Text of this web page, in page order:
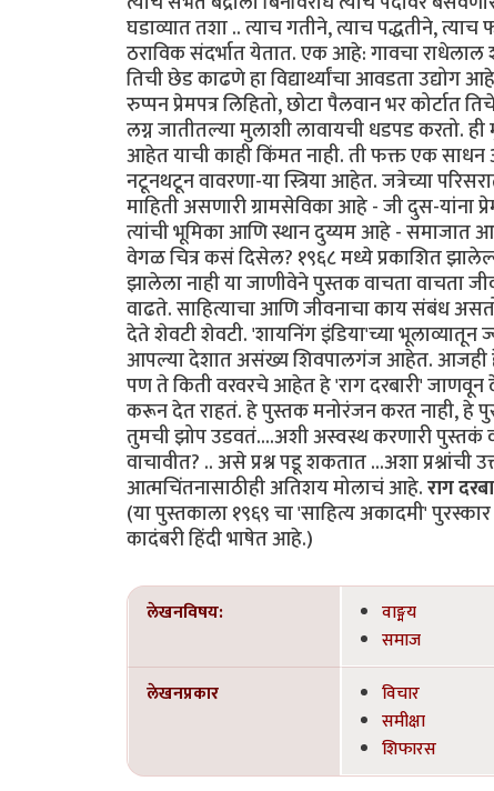
घडाव्यात तशा .. त्याच गतीने, त्याच पद्धतीने,
ठराविक संदर्भात येतात. एक आहे: गावचा
तिची छेड काढणे हा विद्यार्थ्यांचा आवडता
रुप्पन प्रेमपत्र लिहितो, छोटा पैलवान भर कोर्टात
लग्न जातीतल्या मुलाशी लावायची धडपड करतो.
आहेत याची काही किंमत नाही. ती फक्त एक साधन
नटूनथटून वावरणा-या स्त्रिया आहेत. जत्रेच्या
माहिती असणारी ग्रामसेविका आहे - जी दुस-
त्यांची भूमिका आणि स्थान दुय्यम आहे - समाजात
वेगळ चित्र कसं दिसेल? १९६८ मध्ये प्रकाशित
झालेला नाही या जाणीवेने पुस्तक वाचता वाचता
वाढते. साहित्याचा आणि जीवनाचा काय संबंध
देते शेवटी शेवटी. 'शायनिंग इंडिया'च्या
आपल्या देशात असंख्य शिवपालगंज आहेत. आजही
पण ते किती वरवरचे आहेत हे 'राग दरबारी'
करून देत राहतं. हे पुस्तक मनोरंजन करत नाही, हे
तुमची झोप उडवतं....अशी अस्वस्थ करणारी पुस्तकं
वाचावीत? .. असे प्रश्न पडू शकतात ...अशा
आत्मचिंतनासाठीही अतिशय मोलाचं आहे.राग
(या पुस्तकाला १९६९ चा 'साहित्य अकादमी'
कादंबरी हिंदी भाषेत आहे.)
लेखनविषय:
वाङ्मय
समाज
लेखनप्रकार
विचार
समीक्षा
शिफारस